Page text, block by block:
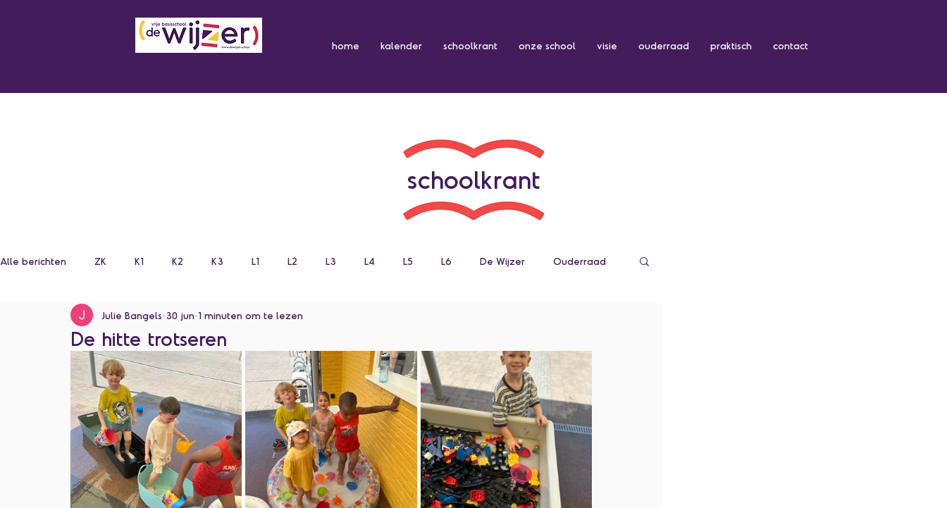
schoolkrant
Alle berichten ZK K1 K2 K3 L1 L2 L3 L4 L5 L6 De Wijzer Ouderraad
Categorie zonder titel
De hitte trotseren
Julie Bangels 30 jun 1 minuten om te lezen
home kalender schoolkrant onze school visie ouderraad praktisch contact